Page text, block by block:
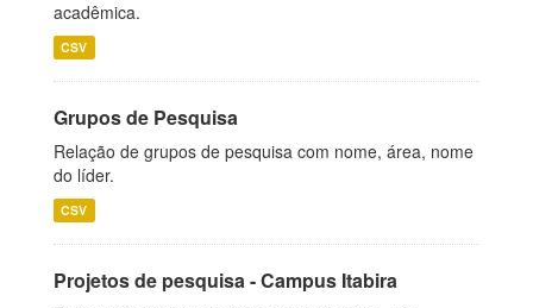
acadêmica.
CSV
Grupos de Pesquisa
Relação de grupos de pesquisa com nome, área, nome
do líder.
CSV
Projetos de pesquisa - Campus Itabira